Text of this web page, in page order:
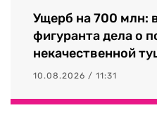
Ущерб на 700 млн:
фигуранта дела о
некачественной
10.08.2026 / 11:31